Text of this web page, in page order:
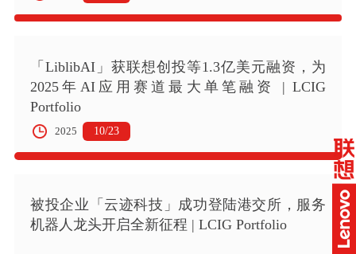
「LiblibAI」获联想创投等1.3亿美元融资，为
2025年AI应用赛道最大单笔融资 | LCIG
Portfolio
2025 10/23
被投企业「云迹科技」成功登陆港交所，服务
机器人龙头开启全新征程 | LCIG Portfolio